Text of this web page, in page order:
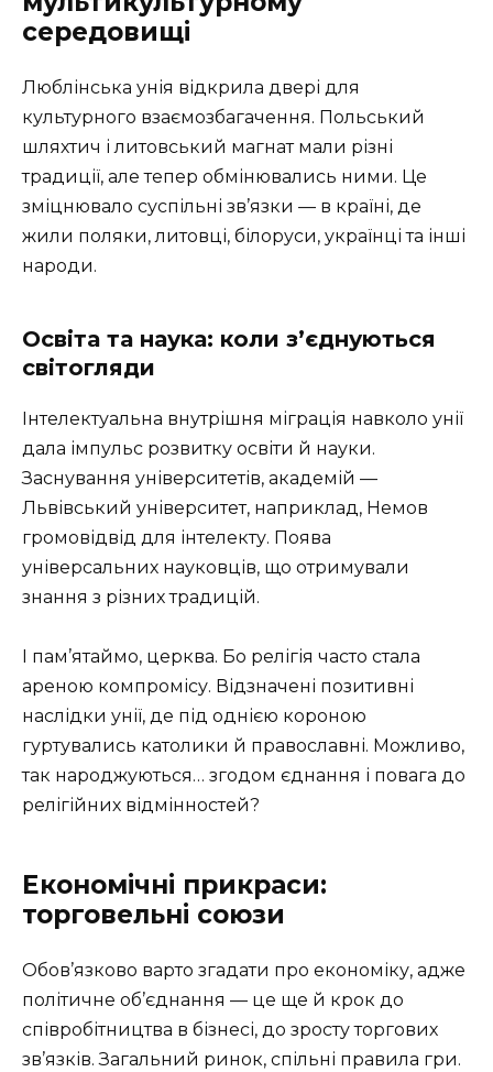
середовищі
Люблінська унія відкрила двері для
культурного взаємозбагачення. Польський
шляхтич і литовський магнат мали різні
традиції, але тепер обмінювались ними. Це
зміцнювало суспільні зв’язки — в країні, де
жили поляки, литовці, білоруси, українці та інші
народи.
Освіта та наука: коли з’єднуються
світогляди
Інтелектуальна внутрішня міграція навколо унії
дала імпульс розвитку освіти й науки.
Заснування університетів, академій —
Львівський університет, наприклад, Немов
громовідвід для інтелекту. Поява
універсальних науковців, що отримували
знання з різних традицій.
І пам’ятаймо, церква. Бо релігія часто стала
ареною компромісу. Відзначені позитивні
наслідки унії, де під однією короною
гуртувались католики й православні. Можливо,
так народжуються… згодом єднання і повага до
релігійних відмінностей?
Економічні прикраси:
торговельні союзи
Обов’язково варто згадати про економіку, адже
політичне об’єднання — це ще й крок до
співробітництва в бізнесі, до зросту торгових
зв’язків. Загальний ринок, спільні правила гри.